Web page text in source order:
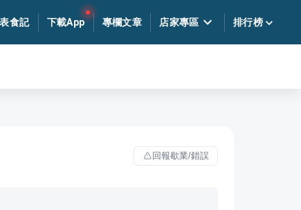
食記 下載App 專欄文章 店家專區 排行榜
回報歇業/錯誤